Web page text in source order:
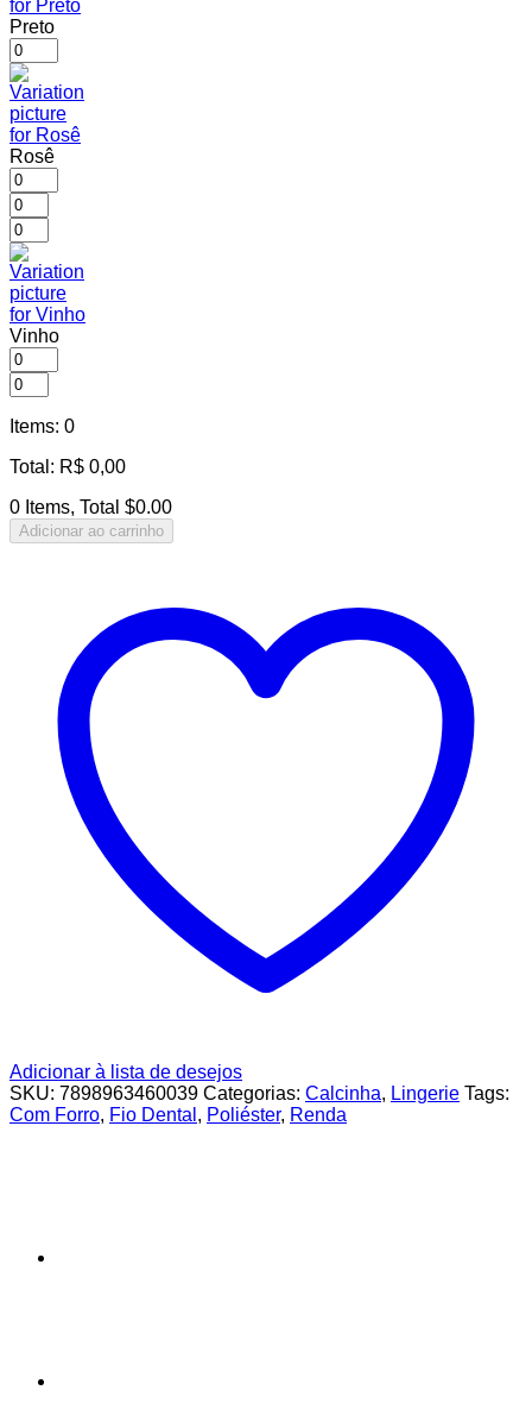
Preto
Rosê
Vinho
Items: 0
Total : R$ 0,00
0 Items, Total $0.00
Adicionar ao carrinho
Adicionar à lista de desejos
SKU: 7898963460039 Categorias: Calcinha, Lingerie Tags:
Com Forro, Fio Dental , Poliéster, Renda